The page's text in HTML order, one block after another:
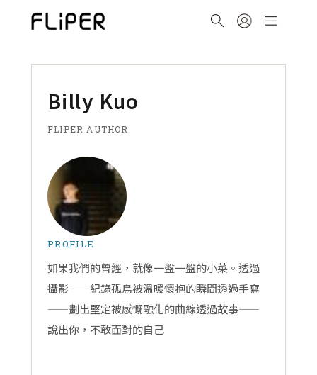
Billy Kuo
FLIPER AUTHOR
PROFILE
如果我們的曾經，就像一盤一盤的小菜。透過
攝影——紀錄孤鳥被溫暖懷抱的瞬間透過手寫
——劃出堅定被感慨融化的曲線透過故事——
說出你，不敢面對的自己